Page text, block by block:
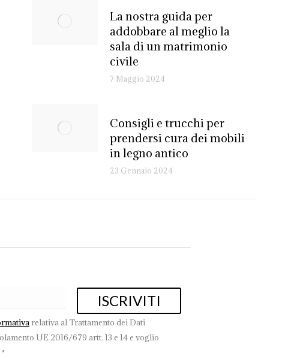
La nostra guida per
addobbare al meglio la
sala di un matrimonio
civile
7 Maggio 2024
Consigli e trucchi per
prendersi cura dei mobili
in legno antico
23 Gennaio 2024
relativa al Trattamento dei Dati
UE 2016/679 artt. 13 e 14 e voglio